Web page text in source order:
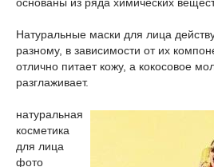
Натуральные маски для лица
разному, в зависимости от их
отлично питает кожу, а кокосовое
разглаживает.
натуральная
косметика
для лица
фото